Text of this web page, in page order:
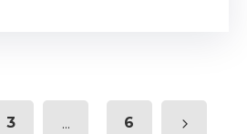
3 ... 6